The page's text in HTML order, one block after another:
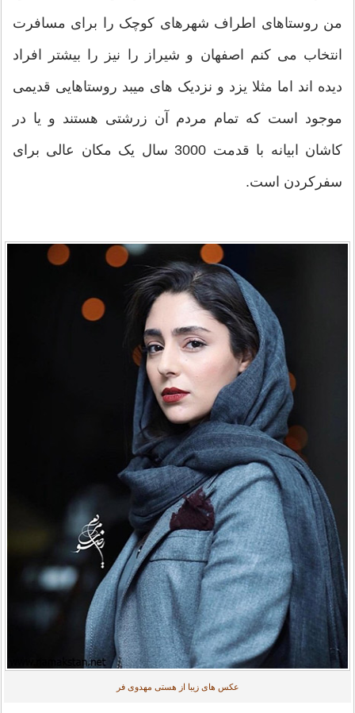
من روستاهای اطراف شهرهای کوچک را برای مسافرت
انتخاب می کنم اصفهان و شیراز را نیز را بیشتر افراد
دیده اند اما مثلا یزد و نزدیک های میبد روستاهایی قدیمی
موجود است که تمام مردم آن زرشتی هستند و یا در
کاشان ابیانه با قدمت 3000 سال یک مکان عالی برای
سفرکردن است.
عکس های زیبا از هستی مهدوی فر